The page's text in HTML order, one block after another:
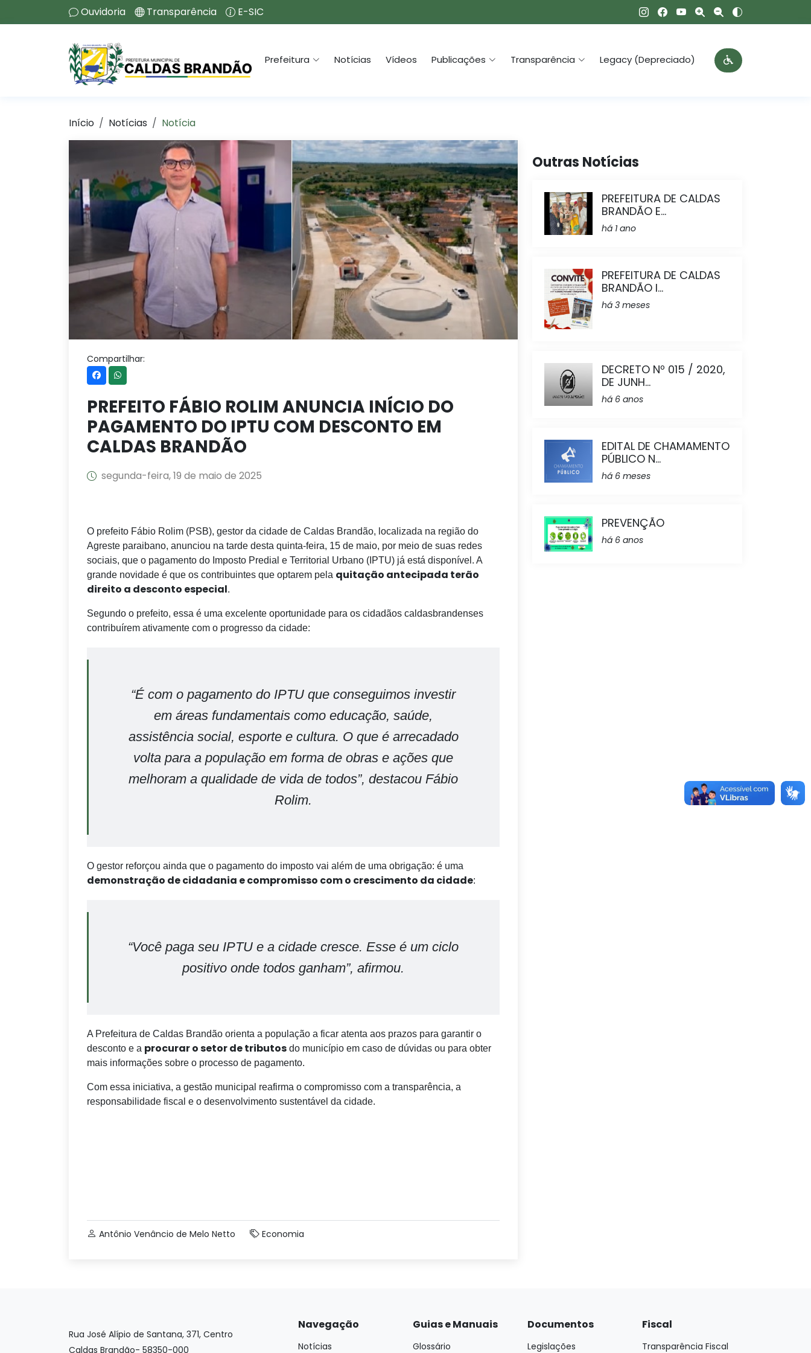
Ouvidoria Transparência E-SIC
Prefeitura Notícias Vídeos Publicações Transparência Legacy (Depreciado)
Início Notícias Notícia
Compartilhar:
PREFEITO FÁBIO ROLIM ANUNCIA INÍCIO DO
PAGAMENTO DO IPTU COM DESCONTO EM
CALDAS BRANDÃO
segunda-feira, 19 de maio de 2025
O prefeito Fábio Rolim (PSB), gestor da cidade de Caldas Brandão, localizada na região do
Agreste paraibano, anunciou na tarde desta quinta-feira, 15 de maio, por meio de suas redes
sociais, que o pagamento do Imposto Predial e Territorial Urbano (IPTU) já está disponível. A
grande novidade é que os contribuintes que optarem pela quitação antecipada terão
direito a desconto especial.
Segundo o prefeito, essa é uma excelente oportunidade para os cidadãos caldasbrandenses
contribuírem ativamente com o progresso da cidade:
“É com o pagamento do IPTU que conseguimos investir
em áreas fundamentais como educação, saúde,
assistência social, esporte e cultura. O que é arrecadado
volta para a população em forma de obras e ações que
melhoram a qualidade de vida de todos”, destacou Fábio
Rolim.
O gestor reforçou ainda que o pagamento do imposto vai além de uma obrigação: é uma
demonstração de cidadania e compromisso com o crescimento da cidade:
“Você paga seu IPTU e a cidade cresce. Esse é um ciclo
positivo onde todos ganham”, afirmou.
A Prefeitura de Caldas Brandão orienta a população a ficar atenta aos prazos para garantir o
desconto e a procurar o setor de tributos do município em caso de dúvidas ou para obter
mais informações sobre o processo de pagamento.
Com essa iniciativa, a gestão municipal reafirma o compromisso com a transparência, a
responsabilidade fiscal e o desenvolvimento sustentável da cidade.
Antônio Venâncio de Melo Netto Economia
Outras Notícias
PREFEITURA DE CALDAS
BRANDÃO E...
há 1 ano
PREFEITURA DE CALDAS
BRANDÃO I...
há 3 meses
DECRETO Nº 015 / 2020,
DE JUNH...
há 6 anos
EDITAL DE CHAMAMENTO
PÚBLICO N...
há 6 meses
PREVENÇÃO
há 6 anos
Rua José Alípio de Santana, 371, Centro
Caldas Brandão- 58350-000
Navegação
Notícias
Guias e Manuais
Glossário
Documentos
Legislações
Fiscal
Transparência Fiscal